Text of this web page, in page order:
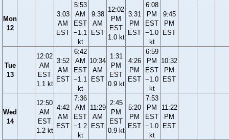
Mon
12
3:03
AM
EST
5:53
AM
EST
−1.1
kt
9:38
AM
EST
12:02
PM
EST
1.0 kt
3:31
PM
EST
6:08
PM
EST
−1.0
kt
9:45
PM
EST
Tue
13
12:02
AM
EST
1.1 kt
3:52
AM
EST
6:42
AM
EST
−1.1
kt
10:34
AM
EST
1:31
PM
EST
0.9 kt
4:26
PM
EST
6:59
PM
EST
−1.0
kt
10:32
PM
EST
Wed
14
12:50
AM
EST
1.2 kt
4:42
AM
EST
7:36
AM
EST
−1.2
kt
11:29
AM
EST
2:45
PM
EST
0.9 kt
5:20
PM
EST
7:53
PM
EST
−1.0
kt
11:22
PM
EST